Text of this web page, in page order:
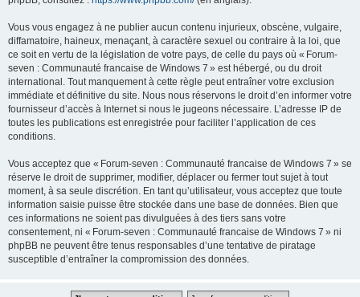
Vous vous engagez à ne publier aucun contenu injurieux, obscène, vulgaire,
diffamatoire, haineux, menaçant, à caractère sexuel ou contraire à la loi, que
ce soit en vertu de la législation de votre pays, de celle du pays où « Forum-
seven : Communauté francaise de Windows 7 » est hébergé, ou du droit
international. Tout manquement à cette règle peut entraîner votre exclusion
immédiate et définitive du site. Nous nous réservons le droit d’en informer votre
fournisseur d’accès à Internet si nous le jugeons nécessaire. L’adresse IP de
toutes les publications est enregistrée pour faciliter l’application de ces
conditions.
Vous acceptez que « Forum-seven : Communauté francaise de Windows 7 » se
réserve le droit de supprimer, modifier, déplacer ou fermer tout sujet à tout
moment, à sa seule discrétion. En tant qu’utilisateur, vous acceptez que toute
information saisie puisse être stockée dans une base de données. Bien que
ces informations ne soient pas divulguées à des tiers sans votre
consentement, ni « Forum-seven : Communauté francaise de Windows 7 » ni
phpBB ne peuvent être tenus responsables d’une tentative de piratage
susceptible d’entraîner la compromission des données.